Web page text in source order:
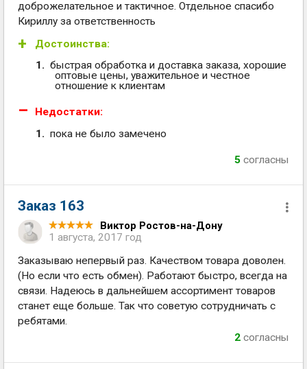
доброжелательное и тактичное. Отдельное спасибо
Кириллу за ответственность
Достоинства:
быстрая обработка и доставка заказа, хорошие
оптовые цены, уважительное и честное
отношение к клиентам
Недостатки:
пока не было замечено
5 согласны
Заказ 163
Виктор Ростов-на-Дону
1 августа, 2017 год
Заказываю непервый раз. Качеством товара доволен.
(Но если что есть обмен). Работают быстро, всегда на
связи. Надеюсь в дальнейшем ассортимент товаров
станет еще больше. Так что советую сотрудничать с
ребятами.
2 согласны